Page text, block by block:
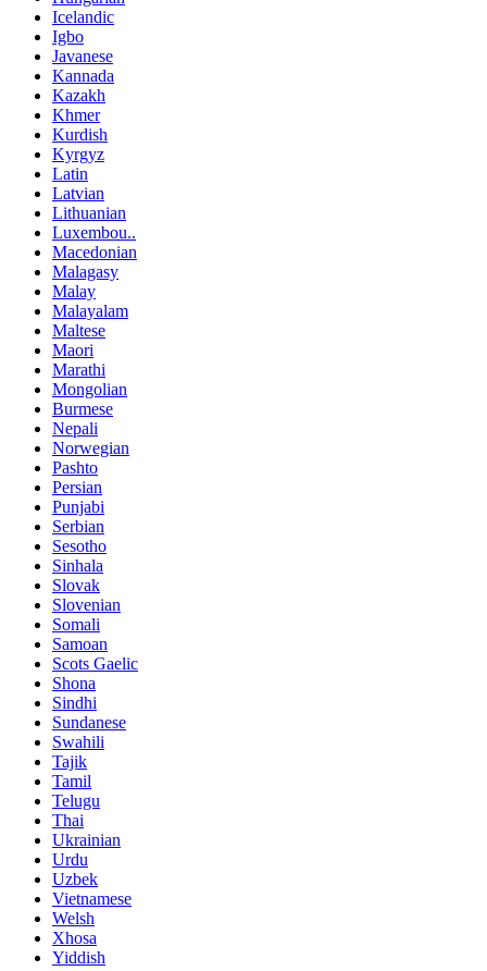
Icelandic
Igbo
Javanese
Kannada
Kazakh
Khmer
Kurdish
Kyrgyz
Latin
Latvian
Lithuanian
Luxembou..
Macedonian
Malagasy
Malay
Malayalam
Maltese
Maori
Marathi
Mongolian
Burmese
Nepali
Norwegian
Pashto
Persian
Punjabi
Serbian
Sesotho
Sinhala
Slovak
Slovenian
Somali
Samoan
Scots Gaelic
Shona
Sindhi
Sundanese
Swahili
Tajik
Tamil
Telugu
Thai
Ukrainian
Urdu
Uzbek
Vietnamese
Welsh
Xhosa
Yiddish